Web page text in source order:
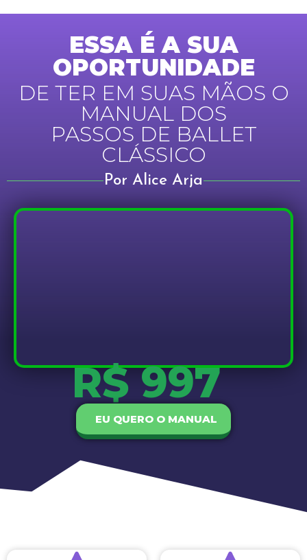
ESSA É A SUA
OPORTUNIDADE
DE TER EM SUAS MÃOS O
MANUAL DOS
PASSOS DE BALLET
CLÁSSICO
Por Alice Arja
R$ 997
EU QUERO O MANUAL